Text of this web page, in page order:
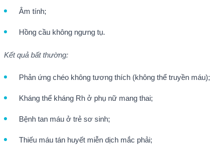
Âm tính;
Hồng cầu không ngưng tụ.
Kết quả bất thường:
Phản ứng chéo không tương thích (không thể truyền máu);
Kháng thể kháng Rh ở phụ nữ mang thai;
Bệnh tan máu ở trẻ sơ sinh;
Thiếu máu tán huyết miễn dịch mắc phải;